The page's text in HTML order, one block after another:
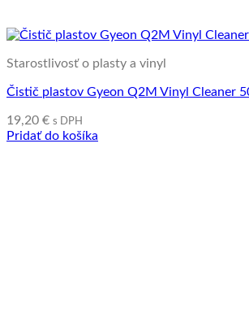
Starostlivosť o plasty a vinyl
Čistič plastov Gyeon Q2M Vinyl Cleaner
19,20 € s DPH
Pridať do košíka